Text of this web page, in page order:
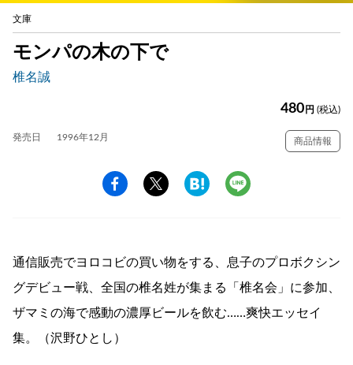
文庫
モンパの木の下で
椎名誠
480 円 (税込)
発売日 1996年12月 商品情報
通信販売でヨロコビの買い物をする、息子のプロボクシン
グデビュー戦、全国の椎名姓が集まる「椎名会」に参加、
ザマミの海で感動の濃厚ビールを飲む……爽快エッセイ
集。（沢野ひとし）